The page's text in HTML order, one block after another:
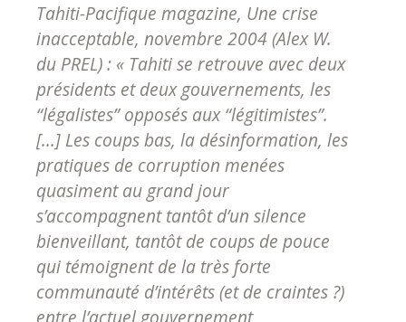
Tahiti-Pacifique magazine, Une crise
inacceptable, novembre 2004 (Alex W.
du PREL) : « Tahiti se retrouve avec deux
présidents et deux gouvernements, les
“légalistes” opposés aux “légitimistes”.
[...] Les coups bas, la désinformation, les
pratiques de corruption menées
quasiment au grand jour
s’accompagnent tantôt d’un silence
bienveillant, tantôt de coups de pouce
qui témoignent de la très forte
communauté d’intérêts (et de craintes ?)
entre l’actuel gouvernement